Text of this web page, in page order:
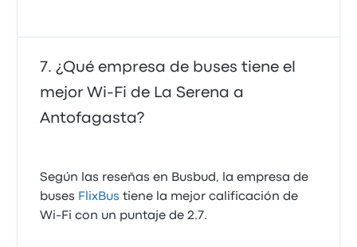
¿Qué empresa de buses tiene el
mejor Wi-Fi de La Serena a
Antofagasta?
Según las reseñas en Busbud, la empresa de
buses FlixBus tiene la mejor calificación de
Wi‑Fi con un puntaje de 2.7.